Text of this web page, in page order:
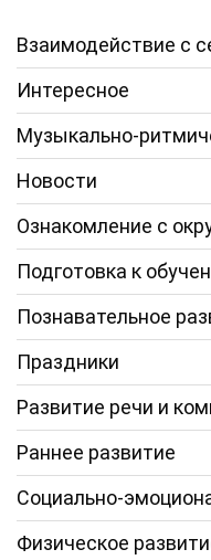
Взаимодействие с
Интересное
Музыкально-
Новости
Ознакомление с
Подготовка к
Познавательное
Праздники
Развитие речи и
Раннее развитие
Социально-
Физическое